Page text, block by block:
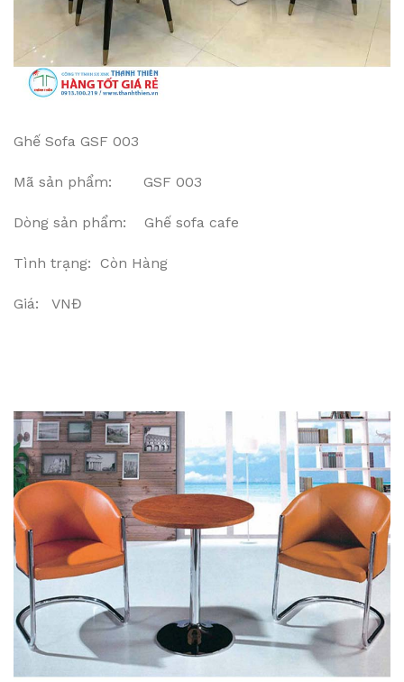
Ghế Sofa GSF 003
Mã sản phẩm: GSF 003
Dòng sản phẩm: Ghế sofa cafe
Tình trạng: Còn Hàng
Giá: VNĐ